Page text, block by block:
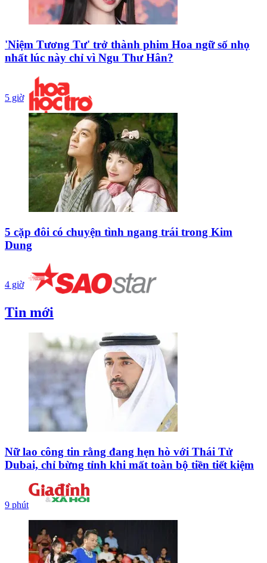
'Niệm Tương Tư' trở thành phim Hoa ngữ số nhọ
nhất lúc này chỉ vì Ngu Thư Hân?
5 giờ
5 cặp đôi có chuyện tình ngang trái trong Kim
Dung
4 giờ
Tin mới
Nữ lao công tin rằng đang hẹn hò với Thái Tử
Dubai, chỉ bừng tỉnh khi mất toàn bộ tiền tiết kiệm
9 phút